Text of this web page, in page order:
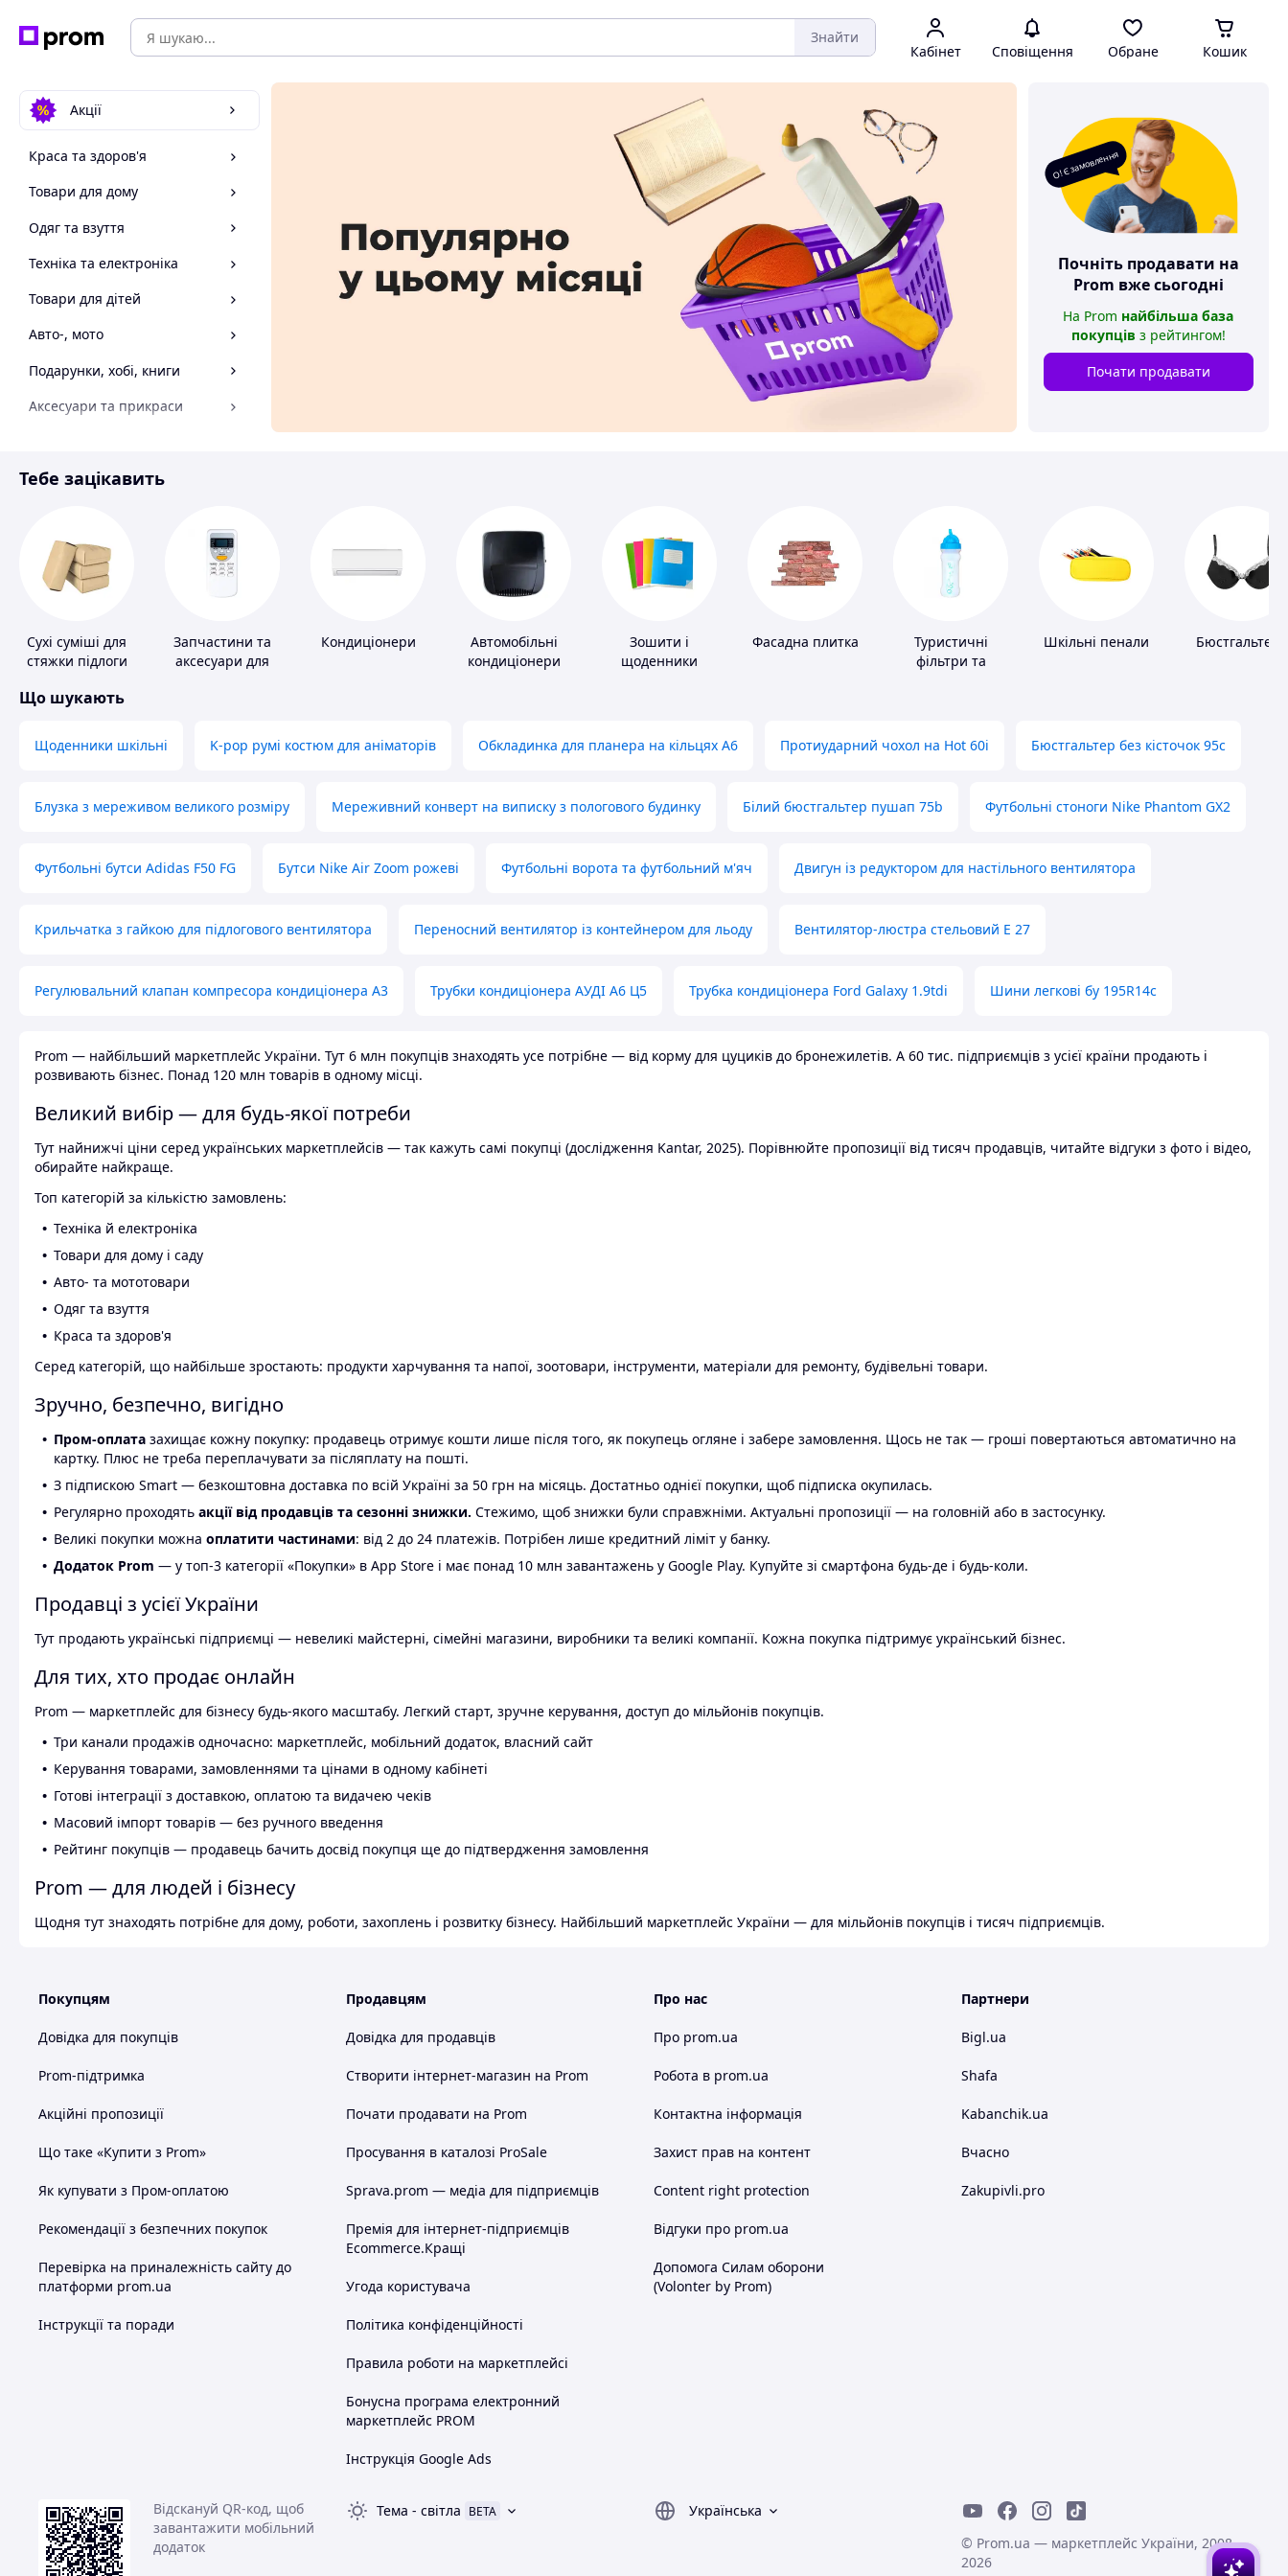
Знайти
Кабінет Сповіщення Обране Кошик
Акції
Краса та здоров'я
Товари для дому
Одяг та взуття
Техніка та електроніка
Товари для дітей
Авто-, мото
Подарунки, хобі, книги
Аксесуари та прикраси
Спорт і відпочинок
О! Є замовлення
Почніть продавати на
Prom вже сьогодні
На Prom найбільша база
покупців з рейтингом!
Почати продавати
Тебе зацікавить
Сухі суміші для
стяжки підлоги
Запчастини та
аксесуари для
Кондиціонери
Автомобільні
кондиціонери
Зошити і
щоденники
Фасадна плитка
Туристичні
фільтри та
Шкільні пенали Бюстгальтери
Що шукають
Щоденники шкільні K-pop румі костюм для аніматорів Обкладинка для планера на кільцях А6 Протиударний чохол на Hot 60i Бюстгальтер без кісточок 95с
Блузка з мереживом великого розміру Мереживний конверт на виписку з пологового будинку Білий бюстгальтер пушап 75b Футбольні стоноги Nike Phantom GX2
Футбольні бутси Adidas F50 FG Бутси Nike Air Zoom рожеві Футбольні ворота та футбольний м'яч Двигун із редуктором для настільного вентилятора
Крильчатка з гайкою для підлогового вентилятора Переносний вентилятор із контейнером для льоду Вентилятор-люстра стельовий E 27
Регулювальний клапан компресора кондиціонера А3 Трубки кондиціонера АУДІ А6 Ц5 Трубка кондиціонера Ford Galaxy 1.9tdi Шини легкові бу 195R14c
Prom — найбільший маркетплейс України. Тут 6 млн покупців знаходять усе потрібне — від корму для цуциків до бронежилетів. А 60 тис. підприємців з усієї країни продають і
розвивають бізнес. Понад 120 млн товарів в одному місці.
Великий вибір — для будь-якої потреби
Тут найнижчі ціни серед українських маркетплейсів — так кажуть самі покупці (дослідження Kantar, 2025). Порівнюйте пропозиції від тисяч продавців, читайте відгуки з фото і відео,
обирайте найкраще.
Топ категорій за кількістю замовлень:
Техніка й електроніка
Товари для дому і саду
Авто- та мототовари
Одяг та взуття
Краса та здоров'я
Серед категорій, що найбільше зростають: продукти харчування та напої, зоотовари, інструменти, матеріали для ремонту, будівельні товари.
Зручно, безпечно, вигідно
Пром-оплата захищає кожну покупку: продавець отримує кошти лише після того, як покупець огляне і забере замовлення. Щось не так — гроші повертаються автоматично на
картку. Плюс не треба переплачувати за післяплату на пошті.
З підпискою Smart — безкоштовна доставка по всій Україні за 50 грн на місяць. Достатньо однієї покупки, щоб підписка окупилась.
Регулярно проходять акції від продавців та сезонні знижки. Стежимо, щоб знижки були справжніми. Актуальні пропозиції — на головній або в застосунку.
Великі покупки можна оплатити частинами: від 2 до 24 платежів. Потрібен лише кредитний ліміт у банку.
Додаток Prom — у топ-3 категорії «Покупки» в App Store і має понад 10 млн завантажень у Google Play. Купуйте зі смартфона будь-де і будь-коли.
Продавці з усієї України
Тут продають українські підприємці — невеликі майстерні, сімейні магазини, виробники та великі компанії. Кожна покупка підтримує український бізнес.
Для тих, хто продає онлайн
Prom — маркетплейс для бізнесу будь-якого масштабу. Легкий старт, зручне керування, доступ до мільйонів покупців.
Три канали продажів одночасно: маркетплейс, мобільний додаток, власний сайт
Керування товарами, замовленнями та цінами в одному кабінеті
Готові інтеграції з доставкою, оплатою та видачею чеків
Масовий імпорт товарів — без ручного введення
Рейтинг покупців — продавець бачить досвід покупця ще до підтвердження замовлення
Prom — для людей і бізнесу
Щодня тут знаходять потрібне для дому, роботи, захоплень і розвитку бізнесу. Найбільший маркетплейс України — для мільйонів покупців і тисяч підприємців.
Покупцям
Довідка для покупців
Prom-підтримка
Акційні пропозиції
Що таке «Купити з Prom»
Як купувати з Пром-оплатою
Рекомендації з безпечних покупок
Перевірка на приналежність сайту до
платформи prom.ua
Інструкції та поради
Продавцям
Довідка для продавців
Створити інтернет-магазин на Prom
Почати продавати на Prom
Просування в каталозі ProSale
Sprava.prom — медіа для підприємців
Премія для інтернет-підприємців
Ecommerce.Кращі
Угода користувача
Політика конфіденційності
Правила роботи на маркетплейсі
Бонусна програма електронний
маркетплейс PROM
Інструкція Google Ads
Про нас
Про prom.ua
Робота в prom.ua
Контактна інформація
Захист прав на контент
Content right protection
Відгуки про prom.ua
Допомога Силам оборони
(Volonter by Prom)
Партнери
Bigl.ua
Shafa
Kabanchik.ua
Вчасно
Zakupivli.pro
Відскануй QR-код, щоб
завантажити мобільний
додаток
Тема - світла BETA
Українська
© Prom.ua — маркетплейс України, 2008-
2026